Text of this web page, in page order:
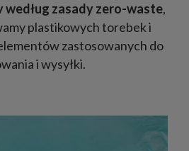
według zasady zero-waste,
plastikowych torebek i
zastosowanych do
i wysyłki.